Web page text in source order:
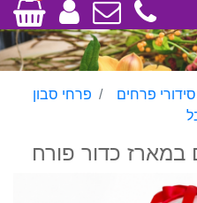
סידורי פרחים
פרחי סבון
במארז כדור פורח